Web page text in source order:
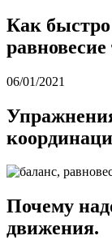
Как быстро
равновесие
06/01/2021
Почему
движения.